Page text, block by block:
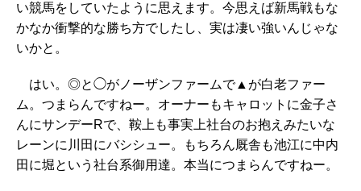
い競馬をしていたように思えます。今思えば新馬戦もな
かなか衝撃的な勝ち方でしたし、実は凄い強いんじゃな
いかと。
はい。◎と◯がノーザンファームで▲が白老ファー
ム。つまらんですねー。オーナーもキャロットに金子さ
んにサンデーRで、鞍上も事実上社台のお抱えみたいな
レーンに川田にバシシュー。もちろん厩舎も池江に中内
田に堀という社台系御用達。本当につまらんですねー。